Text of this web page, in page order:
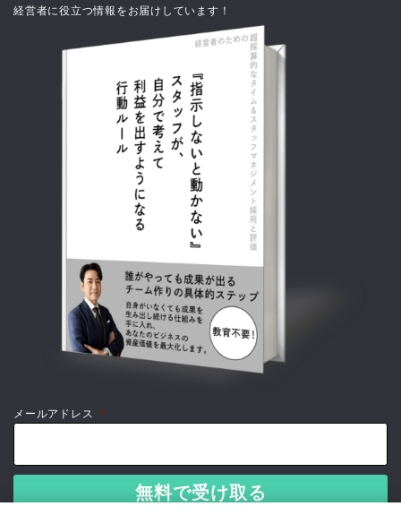
経営者に役立つ情報をお届けしています！
メールアドレス *